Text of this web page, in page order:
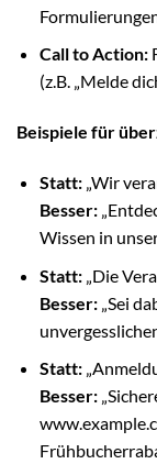
Call to Action:
(z.B. „Melde
Beispiele für
Statt:„Wir
Besser:
Wissen in
Statt:„Die
Besser:„Sei
Statt:
Besser: